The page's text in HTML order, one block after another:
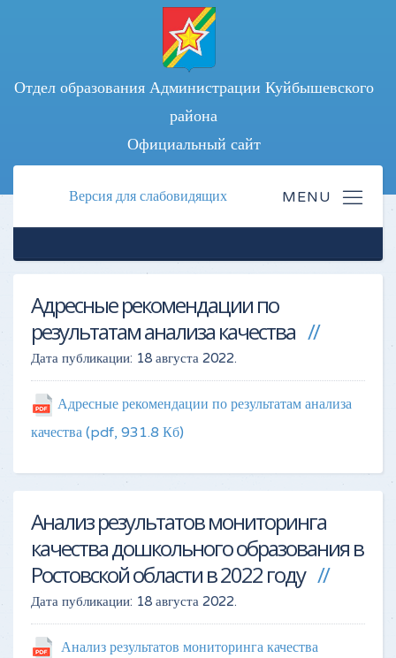
Отдел образования Администрации Куйбышевского
района
Официальный сайт
Версия для слабовидящих
Адресные рекомендации по
результатам анализа качества
Дата публикации: 18 августа 2022.
Адресные рекомендации по результатам анализа
качества (pdf, 931.8 Кб)
Анализ результатов мониторинга
качества дошкольного образования в
Ростовской области в 2022 году
Дата публикации: 18 августа 2022.
Анализ результатов мониторинга качества